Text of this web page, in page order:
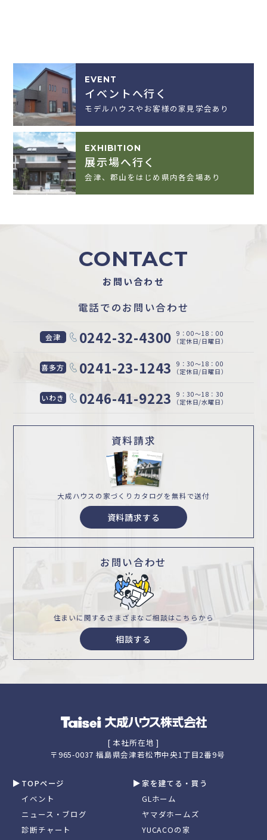
EVENT
イベントへ行く
モデルハウスやお客様の家見学会あり
EXHIBITION
展示場へ行く
会津、郡山をはじめ県内各会場あり
CONTACT
お問い合わせ
電話でのお問い合わせ
会津 0242-32-4300 9：00〜18：00
（定休日/日曜日）
喜多方 0241-23-1243
9：30〜18：00
（定休日/日曜日）
いわき 0246-41-9223
9：30〜18：30
（定休日/水曜日）
資料請求
大成ハウスの家づくり カタログを無料で送付
資料請求する
お問い合わせ
住まいに関するさまざまな ご相談はこちらから
相談する
[ 本社所在地 ]
〒965-0037 福島県会津若松市中央1丁目2番9号
TOPページ
イベント
ニュース・ブログ
診断チャート
家を建てる・買う
GLホーム
ヤマダホームズ
YUCACOの家